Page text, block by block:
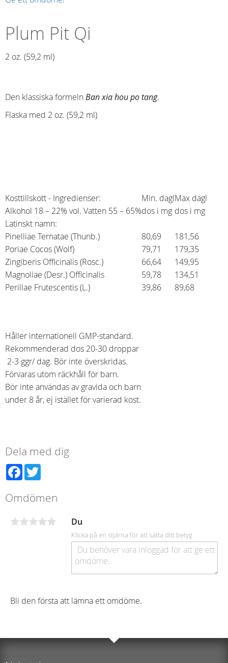
Plum Pit Qi
2 oz. (59,2 ml)​
Den klassiska formelnBan xia hou po tang.
Flaska med 2 oz. (59,2 ml)
Kosttillskott - Ingredienser: Min. daglMax dagl
Alkohol 18 – 22% vol. Vatten 55 – 65%dos i mg dos i mg
Latinskt namn:
Pinelliae Ternatae (Thunb.)
80,69
181,56
Poriae Cocos (Wolf)
79,71
179,35
Zingiberis Officinalis (Rosc.)
66,64
149,95
Magnoliae (Desr.) Officinalis
59,78
134,51
Perillae Frutescentis (L.)
39,86 89,68
Håller internationell GMP-standard.
Rekommenderad dos 20-30 droppar
2-3 ggr/ dag. Bör inte överskridas.
Förvaras utom räckhåll för barn.
Bör inte användas av gravida och barn
under 8 år, ej istället för varierad kost.
Dela med dig
Facebook
Omdömen
Du
Klicka på en stjärna för att sätta ditt betyg
Bli den första att lämna ett omdöme.